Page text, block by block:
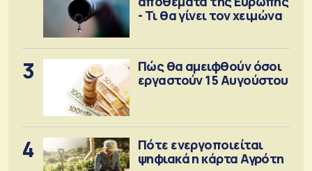
- Τι θα γίνει τον χειμώνα
3
Πώς θα αμειφθούν όσοι
εργαστούν 15 Αυγούστου
4
Πότε ενεργοποιείται
ψηφιακά η κάρτα Αγρότη